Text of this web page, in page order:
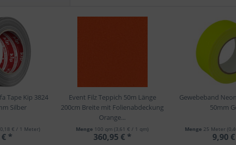
Tape Kip 3824
Silber
€ / 1 Meter)
€ *
Event Filz Teppich 50m Länge
200cm Breite mit Folienabdeckung
Orange...
Menge 100 qm(3,61 € / 1 qm)
360,95 € *
Gewebeband
50mm
Menge 25 Meter
9,90